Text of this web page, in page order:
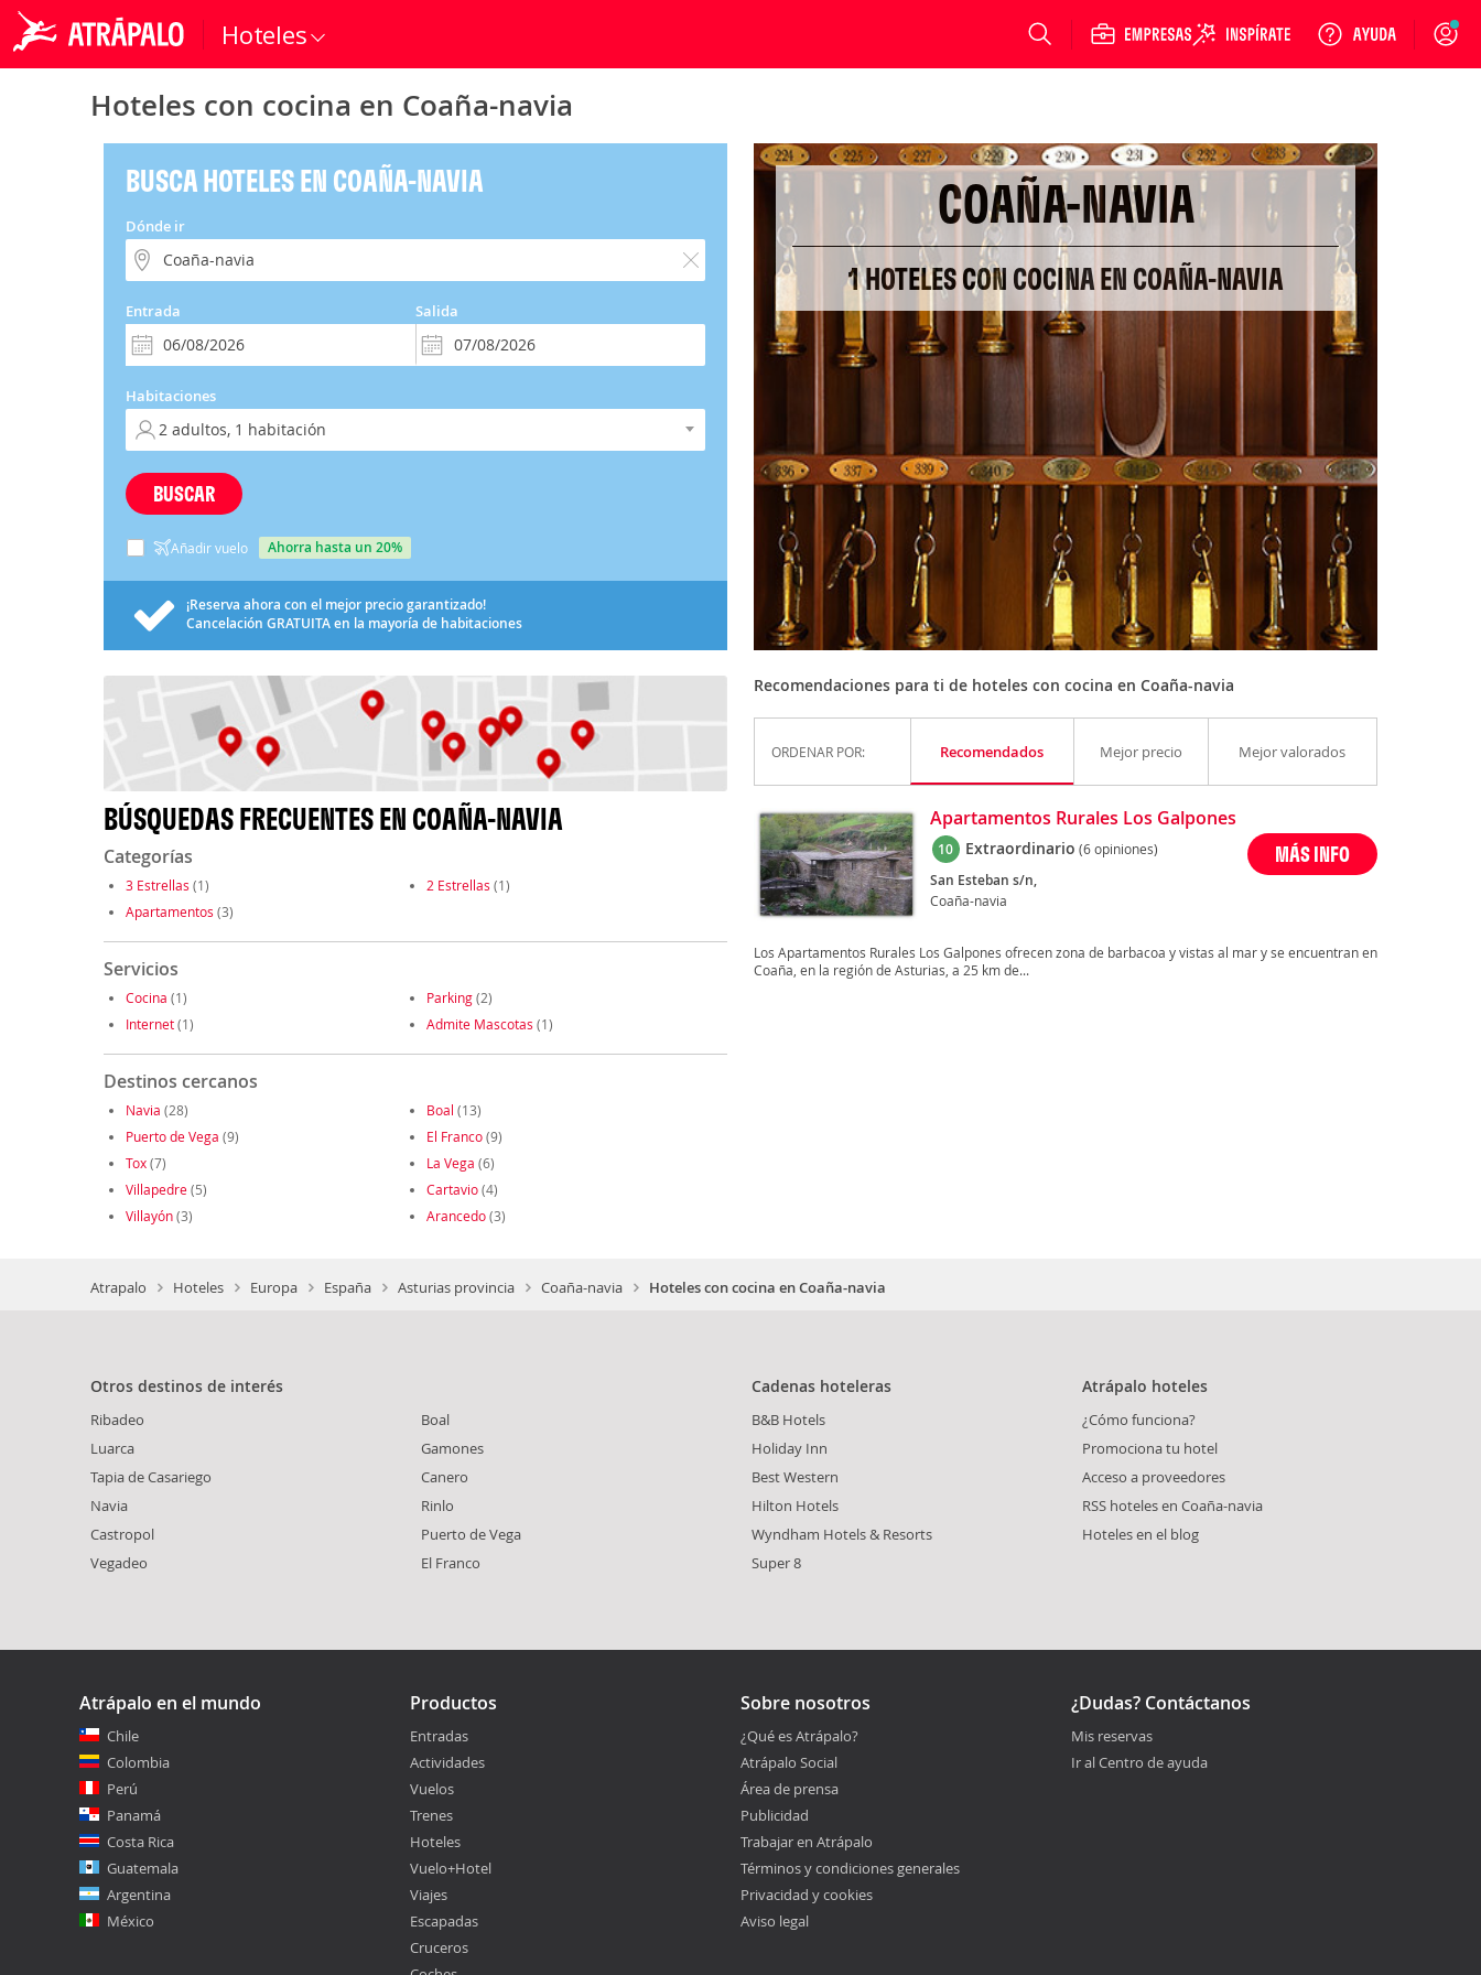
Hoteles Login
Hoteles con cocina en Coaña-navia
BUSCA HOTELES EN COAÑA-NAVIA
Dónde ir
Entrada Salida
Habitaciones
BUSCAR
Añadir vuelo ahorra hasta un 20%
¡Reserva ahora con el mejor precio garantizado!
Cancelación GRATUITAen la mayoría de habitaciones
BÚSQUEDAS FRECUENTES EN COAÑA-NAVIA
Categorías
3 Estrellas (1) 2 Estrellas (1)
Apartamentos (3)
Servicios
Cocina (1) Parking(2)
Internet(1) Admite Mascotas (1)
Destinos cercanos
Navia (28) Boal (13)
Puerto de Vega (9) El Franco(9)
Tox(7) La Vega (6)
Villapedre(5) Cartavio(4)
Villayón(3) Arancedo(3)
COAÑA-NAVIA
1 HOTELES CON COCINA EN COAÑA-NAVIA
Recomendaciones para ti de hoteles con cocina en Coaña-navia
ORDENAR POR: Recomendados Mejor precio Mejor valorados
Apartamentos Rurales Los Galpones
10 Extraordinario (6 opiniones)
San Esteban s/n,
Coaña-navia
MÁS INFO
Los Apartamentos Rurales Los Galpones ofrecen zona de barbacoa y vistas al mar y se encuentran en
Coaña, en la región de Asturias, a 25 km de...
Atrapalo Hoteles Europa España Asturias provincia Coaña-navia Hoteles con cocina en Coaña-navia
Otros destinos de interés
Ribadeo
Luarca
Tapia de Casariego
Navia
Castropol
Vegadeo
Boal
Gamones
Canero
Rinlo
Puerto de Vega
El Franco
Cadenas hoteleras
B&B Hotels
Holiday Inn
Best Western
Hilton Hotels
Wyndham Hotels & Resorts
Super 8
Atrápalo hoteles
¿Cómo funciona?
Promociona tu hotel
Acceso a proveedores
RSS hoteles en Coaña-navia
Hoteles en el blog
Atrápalo en el mundo
Chile
Colombia
Perú
Panamá
Costa Rica
Guatemala
Argentina
México
Productos
Entradas
Actividades
Vuelos
Trenes
Hoteles
Vuelo+Hotel
Viajes
Escapadas
Cruceros
Sobre nosotros
¿Qué es Atrápalo?
Atrápalo Social
Área de prensa
Publicidad
Trabajar en Atrápalo
Términos y condiciones generales
Privacidad y cookies
Aviso legal
¿Dudas? Contáctanos
Mis reservas
Ir al Centro de ayuda